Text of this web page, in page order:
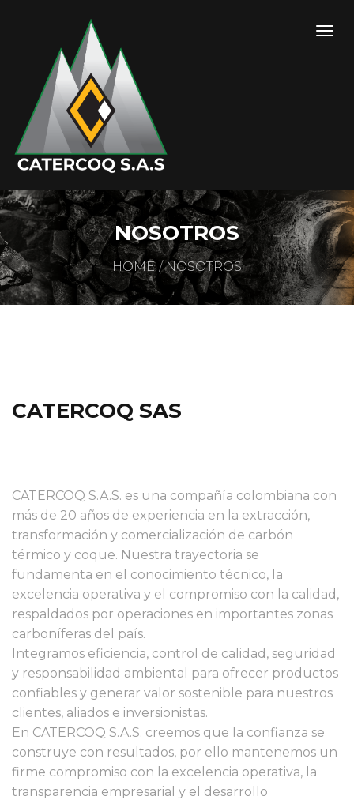
NOSOTROS
HOME NOSOTROS
CATERCOQ SAS
CATERCOQ S.A.S. es una compañía colombiana con
más de 20 años de experiencia en la extracción,
transformación y comercialización de carbón
térmico y coque. Nuestra trayectoria se
fundamenta en el conocimiento técnico, la
excelencia operativa y el compromiso con la calidad,
respaldados por operaciones en importantes zonas
carboníferas del país.
Integramos eficiencia, control de calidad, seguridad
y responsabilidad ambiental para ofrecer productos
confiables y generar valor sostenible para nuestros
clientes, aliados e inversionistas.
En CATERCOQ S.A.S. creemos que la confianza se
construye con resultados, por ello mantenemos un
firme compromiso con la excelencia operativa, la
transparencia empresarial y el desarrollo